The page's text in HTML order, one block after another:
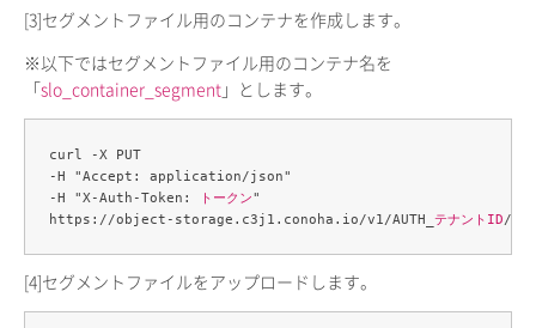
[3]セグメントファイル用のコンテナを作成します。
※以下ではセグメントファイル用のコンテナ名を
「slo_container_segment 」とします。
curl -X PUT
-H "Accept: application/json"
-H "X-Auth-Token:
トークン"
https://object-storage.c3j1.conoha.io/v1/AUTH_ テナントID/
[4]セグメントファイルをアップロードします。